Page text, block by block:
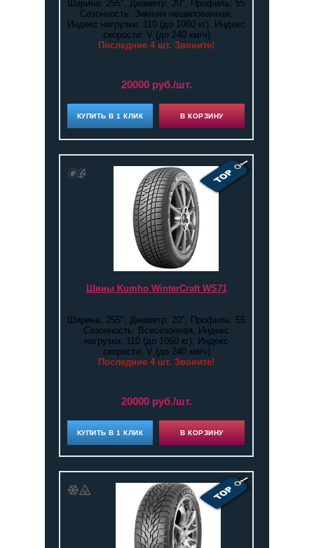
Ширина: 255", Диаметр: 20", Профиль: 55
Сезонность: Зимняя нешипованная,
Индекс нагрузки: 110 (до 1060 кг), Индекс
скорости: V (до 240 км/ч)
Последние 4 шт. Звоните!
20000 руб./шт.
КУПИТЬ В 1 КЛИК В КОРЗИНУ
Шины Kumho WinterCraft WS71
Ширина: 255", Диаметр: 20", Профиль: 55
Сезонность: Всесезонная, Индекс
нагрузки: 110 (до 1060 кг), Индекс
скорости: V (до 240 км/ч)
Последние 4 шт. Звоните!
20000 руб./шт.
КУПИТЬ В 1 КЛИК В КОРЗИНУ